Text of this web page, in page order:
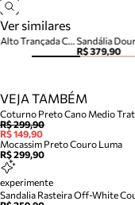
Ver similares
Sandália
R$ 379,90
Sandália Dourada Snake Salto Alto Trançada Camila
VEJA TAMBÉM
Coturno Preto Cano Medio
R$ 299,90
R$ 149,90
Mocassim Preto Couro Luma
R$ 299,90
experimente
Sandalia Rasteira Off-White